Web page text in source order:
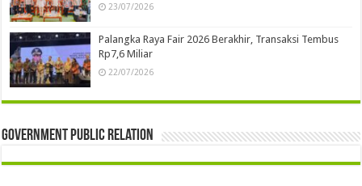
23/07/2026
Palangka Raya Fair 2026 Berakhir, Transaksi Tembus
Rp7,6 Miliar
22/07/2026
Government Public Relation